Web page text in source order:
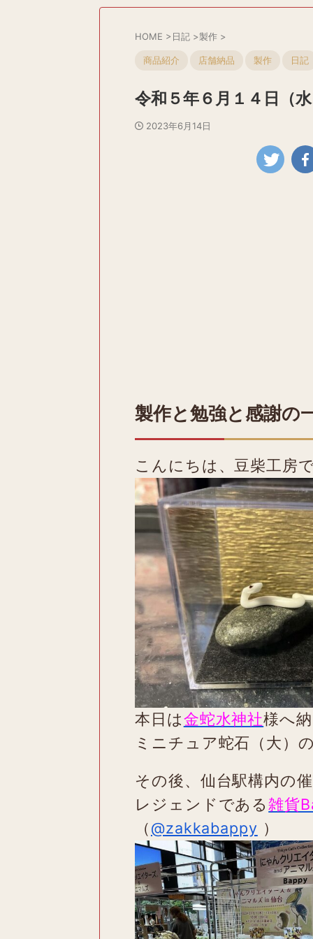
HOME >日記 >製作 >
商品紹介 店舗納品 製作 日記
令和５年６月１４日（
2023年6月14日
製作と勉強と感謝の
こんにちは、豆柴工房
本日は金蛇水神社様へ
ミニチュア蛇石（大）
その後、仙台駅構内の
レジェンドである雑貨
（@zakkabappy ）